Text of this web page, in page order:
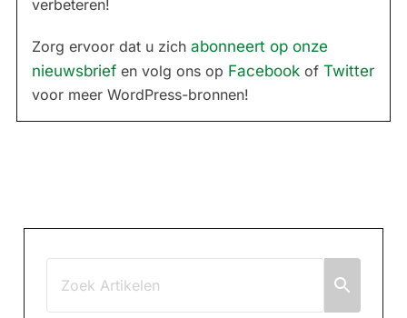
verbeteren!
Zorg ervoor dat u zich abonneert op onze
nieuwsbrief en volg ons op Facebook of Twitter
voor meer WordPress-bronnen!